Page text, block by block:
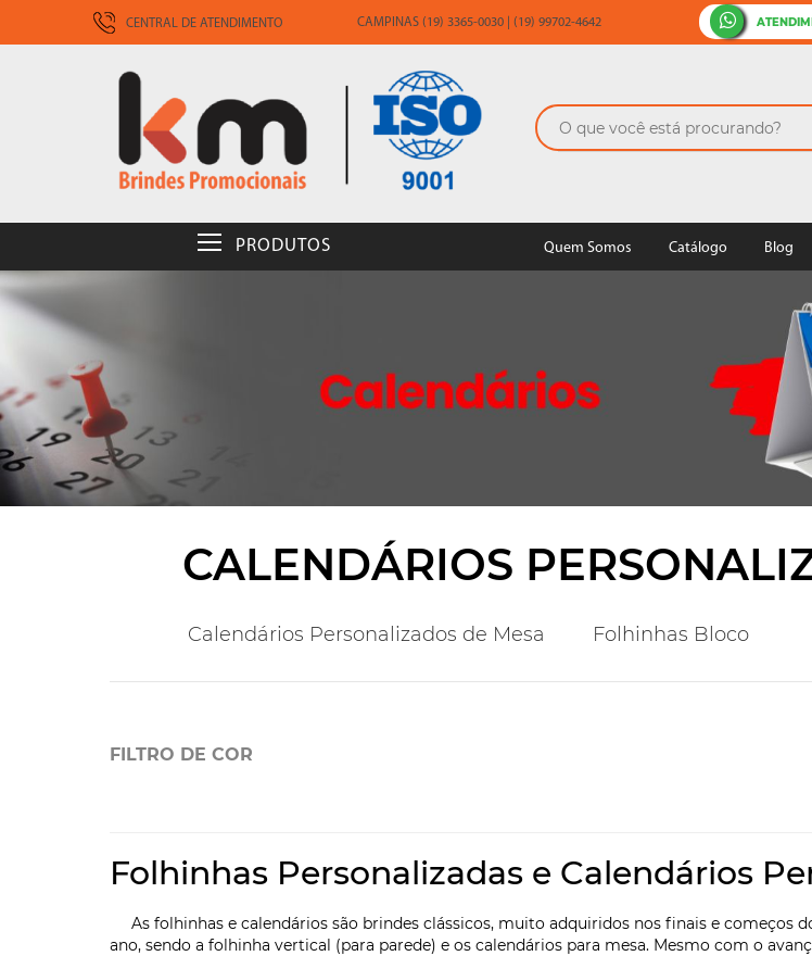
CENTRAL DE ATENDIMENTO CAMPINAS (19) 3365-0030 | (19) 99702-4642
PRODUTOS Quem Somos Catálogo Blog
CALENDÁRIOS
Calendários Personalizados de Mesa Folhinhas Bloco
FILTRO DE COR
Folhinhas Personalizadas e Calendários
As folhinhas e calendários são brindes clássicos, muito adquiridos nos finais e começos
ano, sendo a folhinha vertical (para parede) e os calendários para mesa. Mesmo com o